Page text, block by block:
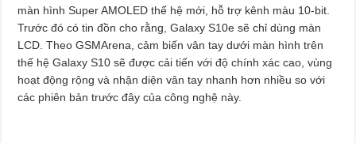
màn hình Super AMOLED thế hệ mới, hỗ trợ kênh màu 10-bit.
Trước đó có tin đồn cho rằng, Galaxy S10e sẽ chỉ dùng màn
LCD. Theo GSMArena, cảm biến vân tay dưới màn hình trên
thế hệ Galaxy S10 sẽ được cải tiến với độ chính xác cao, vùng
hoạt động rộng và nhận diện vân tay nhanh hơn nhiều so với
các phiên bản trước đây của công nghệ này.